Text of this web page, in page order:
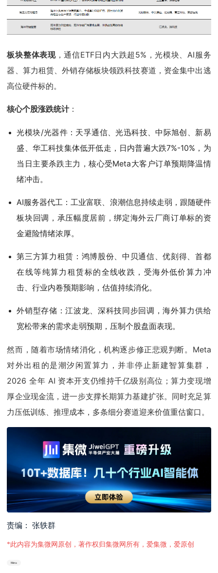
板块整体表现，通信ETF日内大跌超5%，光模块、AI服务
器、算力租赁、外销存储板块领跌科技赛道，资金集中出逃
高位硬件标的。
核心个股涨跌统计：
光模块/光器件：天孚通信、光迅科技、中际旭创、新易
盛、华工科技集体低开低走，日内普遍大跌7%-10%，为
当日主要杀跌主力，核心受Meta大客户订单预期降温情
绪冲击。
AI服务器代工：工业富联、浪潮信息持续走弱，跟随硬件
板块回调，承压幅度居前，绑定海外云厂商订单标的资
金避险情绪浓厚。
第三方算力租赁：鸿博股份、中贝通信、优刻得、首都
在线等纯算力租赁标的全线收跌，受海外低价算力冲
击、行业内卷预期影响，估值持续消化。
外销型存储：江波龙、深科技同步回调，海外算力供给
宽松带来的需求走弱预期，压制个股盘面表现。
然而，随着市场情绪消化，机构逐步修正悲观判断。Meta
对外出租的是潮汐闲置算力，并非停止新建智算集群，
2026 全年 AI 资本开支仍维持千亿级别高位；算力变现增
厚企业现金流，进一步支撑长期算力基建扩张。同时充足算
力压低训练、推理成本，多条细分赛道迎来价值重估窗口。
责编： 张轶群
*此内容为集微网原创，著作权归集微网所有，爱集微，爱原创
Meta